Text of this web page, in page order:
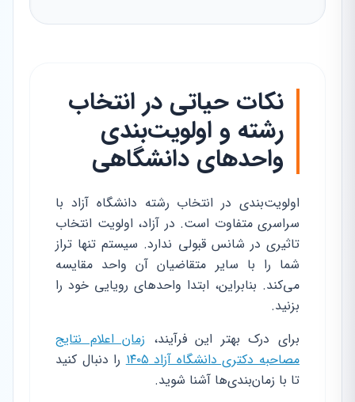
نکات حیاتی در انتخاب
رشته و اولویت‌بندی
واحدهای دانشگاهی
اولویت‌بندی در انتخاب رشته دانشگاه آزاد با
سراسری متفاوت است. در آزاد، اولویت انتخاب
تاثیری در شانس قبولی ندارد. سیستم تنها تراز
شما را با سایر متقاضیان آن واحد مقایسه
می‌کند. بنابراین، ابتدا واحدهای رویایی خود را
بزنید.
برای درک بهتر این فرآیند، زمان اعلام نتایج
مصاحبه دکتری دانشگاه آزاد ۱۴۰۵
را دنبال کنید
تا با زمان‌بندی‌ها آشنا شوید.